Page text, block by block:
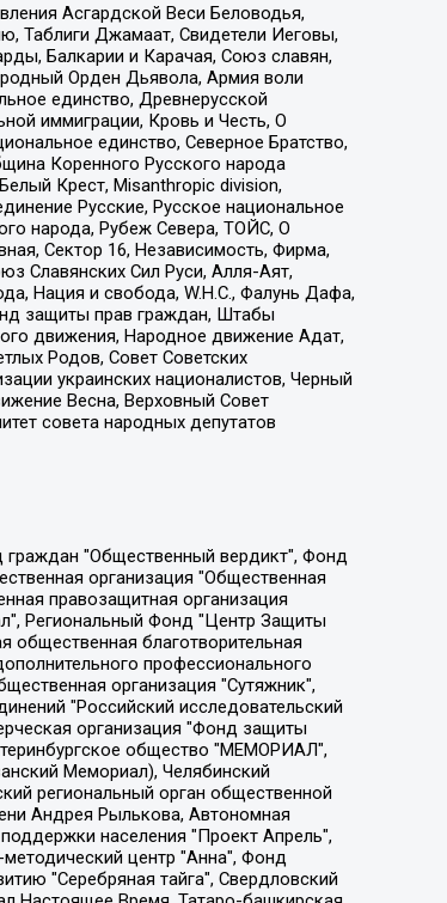
Асгардской Веси Беловодья,
Таблиги Джамаат, Свидетели Иеговы,
Балкарии и Карачая, Союз славян,
Орден Дьявола, Армия воли
единство, Древнерусской
иммиграции, Кровь и Честь, О
единство, Северное Братство,
Коренного Русского народа
Крест, Misanthropic division,
Русские, Русское национальное
народа, Рубеж Севера, ТОЙС, О
Сектор 16, Независимость, Фирма,
Славянских Сил Руси, Алля-Аят,
Нация и свобода, W.H.С., Фалунь Дафа,
защиты прав граждан, Штабы
движения, Народное движение Адат,
Родов, Совет Советских
украинских националистов, Черный
Весна, Верховный Совет
совета народных депутатов
Борзунова Мария Михайловна, Воробьев Виктор Викторович, Голубева Анна Львовна, Константинова Алла Михайловна, Малкова Ирина Владимировна, Мурадов Мурад Абдулгалимович, Осетинская Елизавета Николаевна, Понасенков Евгений Николаевич, Ганапольский Матвей Юрьевич, Киселев Евгений Алексеевич, Борухович Ирина Григорьевна, Дремин Иван Тимофеевич, Дубровский Дмитрий Викторович, Красноярская региональная общественная организация поддержки и развития альтернативных образовательных технологий и межкультурных коммуникаций "ИНТЕРРА", Маяковская Екатерина Алексеевна, Фейгин Марк Захарович, Филимонов Андрей Викторович, Дзугкоева Регина Николаевна, Доброхотов Роман Александрович, Дудь Юрий Александрович, Елкин Сергей Владимирович, Кругликов Кирилл Игоревич, Сабунаева Мария Леонидовна, Семенов Алексей Владимирович, Шаинян Карен Багратович, Шульман Екатерина Михайловна, Асафьев Артур Валерьевич, Вахштайн Виктор Семенович, Венедиктов Алексей Алексеевич, Лушникова Екатерина Евгеньевна, Волков Леонид Михайлович, Невзоров Александр Глебович, Пархоменко Сергей Борисович, Сироткин Ярослав Николаевич, Кара-Мурза Владимир Владимирович, Баранова Наталья Владимировна, Гозман Леонид Яковлевич, Кагарлицкий Борис Юльевич, Климарев Михаил Валерьевич, Милов Владимир Станиславович, Автономная некоммерческая организация Краснодарский центр современного искусства "Типография", Моргенштерн Алишер Тагирович, Соболь Любовь Эдуардовна, Общество с ограниченной ответственностью "ЛИЗА НОРМ", Каспаров Гарри Кимович, Ходорковский Михаил Борисович, Общество с ограниченной ответственностью "Апрельские тезисы", Данилович Ирина Брониславовна, Кашин Олег Владимирович, Петров Николай Владимирович, Пивоваров Алексей Владимирович, Соколов Михаил Владимирович, Цветкова Юлия Владимировна, Чичваркин Евгений Александрович, Комитет против пыток/Команда против пыток, Общество с ограниченной ответственностью "Первый научный", Общество с ограниченной ответственностью "Вертолет и ко", Белоцерковская Вероника Борисовна, Кац Максим Евгеньевич, Лазарева Татьяна Юрьевна, Шаведдинов Руслан Табризович, Яшин Илья Валерьевич, Общество с ограниченной ответственностью "Иноагент ААВ", Алешковский Дмитрий Петрович, Альбац Евгения Марковна, Быков Дмитрий Львович, Галямина Юлия Евгеньевна, Лойко Сергей Леонидович, Мартынов Кирилл Константинович, Медведев Сергей Александрович, Крашенинников Федор Геннадиевич, Гордеева Катерина Вл